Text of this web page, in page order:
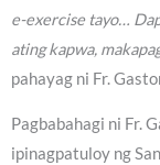
e-exercise tayo…
ating kapwa,
pahayag ni Fr.
Pagbabahagi ni Fr.
ipinagpatuloy ng